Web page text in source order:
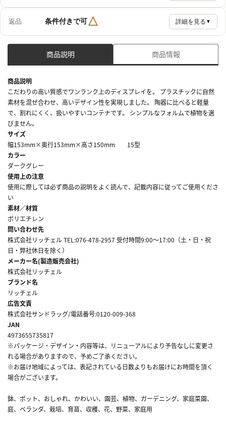
返品 条件付きで可△ 詳細を見る ▼
商品説明 商品情報
商品説明
こだわりの高い質感でワンランク上のディスプレイを。 プラスチックに自然
素材を混ぜ合わせ、高いデザイン性を実現しました。 陶器に比べると軽量
で、割れにくく、扱いやすいコンテナです。 シンプルなフォルムで植物を選
びません。
サイズ
幅153mm×奥行153mm×高さ150mm 15型
カラー
ダークグレー
使用上の注意
使用に際しては必ず商品の説明をよく読んで、記載内容に従ってご使用くださ
い
素材／材質
ポリエチレン
問い合わせ先
株式会社リッチェル TEL:076-478-2957 受付時間9:00～17:00（土・日・祝
日・弊社休日を除く）
メーカー名(製造販売会社)
株式会社リッチェル
ブランド名
リッチェル
広告文責
株式会社サンドラッグ/電話番号:0120-009-368
JAN
4973655735817
※パッケージ・デザイン・内容等は、リニューアルにより予告なしに変更さ
れる場合がありますので、予めご了承ください。
※お届け地域によっては、表記されている日数よりもお届けにお時間を頂く
場合がございます。
鉢、ポット、おしゃれ、かわいい、園芸、植物、ガーデニング、家庭菜園、
庭、ベランダ、栽培、育苗、収穫、花、野菜、家庭用